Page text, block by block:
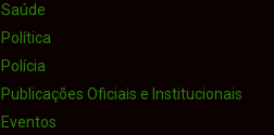
Saúde
Política
Polícia
Publicações Oficiais e Institucionais
Eventos